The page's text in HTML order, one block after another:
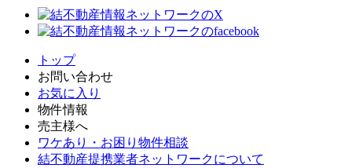
トップ
お問い合わせ
お気に入り
物件情報
売主様へ
ワケあり・お困り物件相談
結不動産提携業者ネットワークについて